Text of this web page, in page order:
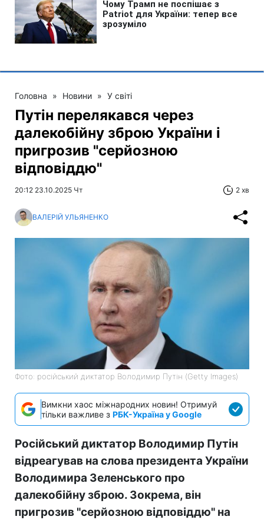
Головна » Новини » У світі
Путін перелякався через
далекобійну зброю України і
пригрозив "серйозною
відповіддю"
20:12 23.10.2025 Чт 2 хв
ВАЛЕРІЙ УЛЬЯНЕНКО
Фото: російський диктатор Володимир Путін (Getty Images)
Вимкни хаос міжнародних новин! Отримуй
тільки важливе з РБК-Україна у Google
Російський диктатор Володимир Путін
відреагував на слова президента України
Володимира Зеленського про
далекобійну зброю. Зокрема, він
пригрозив "серйозною відповіддю" на